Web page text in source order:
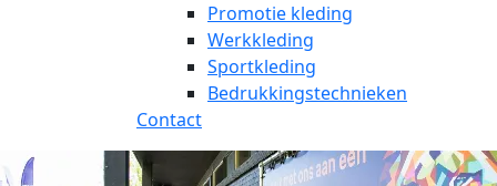
Promotie kleding
Werkkleding
Sportkleding
Bedrukkingstechnieken
Contact